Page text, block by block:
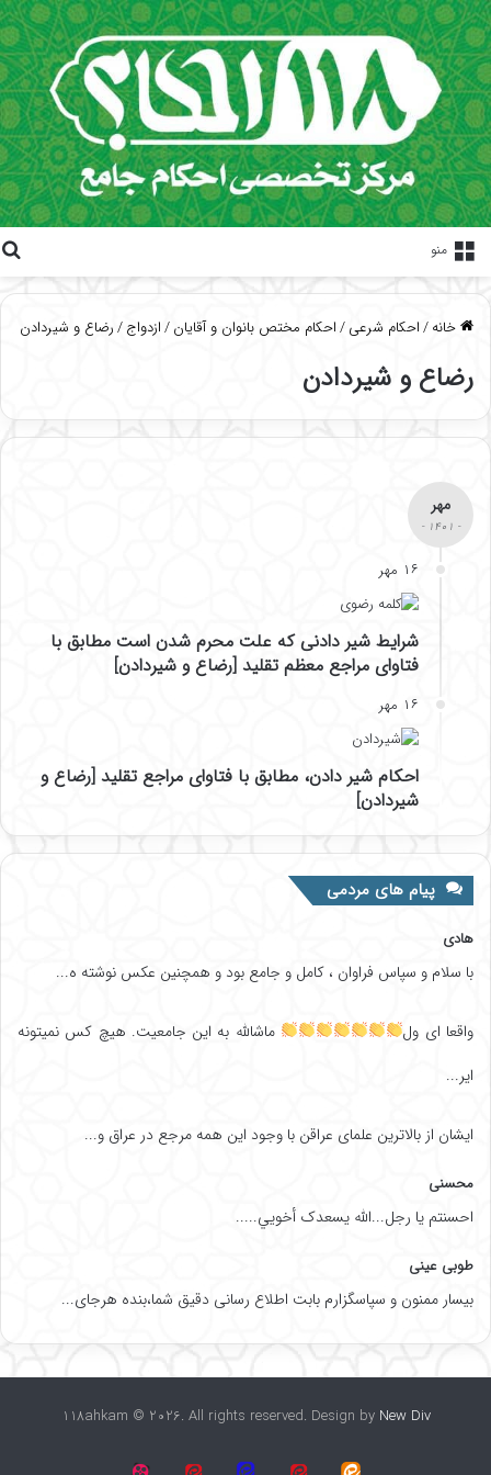
منو
خانه/احکام شرعی/احکام مختص بانوان و آقایان/ازدواج/رضاع و شیردادن
رضاع و شیردادن
مهر
- ۱۴۰۱ -
۱۶ مهر
شرایط شیر دادنی که علت محرم شدن است مطابق با
فتاوای مراجع معظم تقلید [رضاع و شیردادن]
۱۶ مهر
احکام شیر دادن، مطابق با فتاوای مراجع تقلید [رضاع و
شیردادن]
پیام های مردمی
هادی
با سلام و سپاس فراوان ، کامل و جامع بود و همچنین عکس نوشته ه...
واقعا ای ول
ماشالله به این جامعیت. هیچ کس نمیتونه
ایر...
ایشان از بالاترین علمای عراقن با وجود این همه مرجع در عراق و...
محسنی
احسنتم یا رجل...الله یسعدک أخويي.....
طوبی عینی
بیسار ممنون و سپاسگزارم بابت اطلاع رسانی دقیق شما،بنده هرجای...
118ahkam © 2026. All rights reserved. Design by New Div